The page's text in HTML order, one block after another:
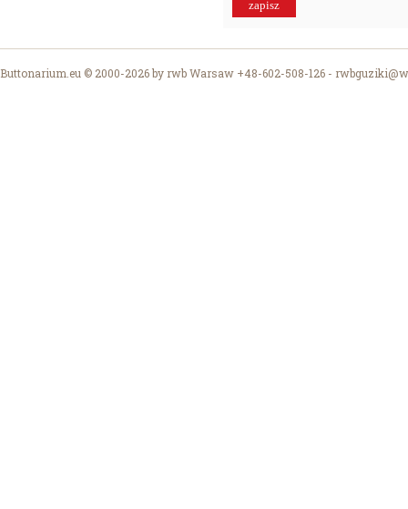
Buttonarium.eu © 2000-2026 by rwb Warsaw +48-602-508-126 -